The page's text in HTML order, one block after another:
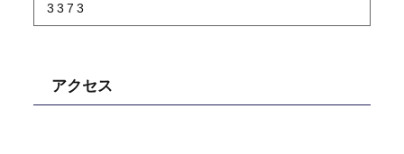
3373
アクセス